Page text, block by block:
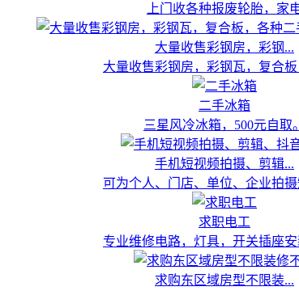
上门收各种报废轮胎，家
大量收售彩钢房，彩钢...
大量收售彩钢房，彩钢瓦，复合
二手冰箱
三星风冷冰箱，500元自取。
手机短视频拍摄、剪辑...
可为个人、门店、单位、企业拍
求职电工
专业维修电路，灯具，开关插座
求购东区域房型不限装...